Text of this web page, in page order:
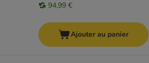
94,99 €
Ajouter au panier